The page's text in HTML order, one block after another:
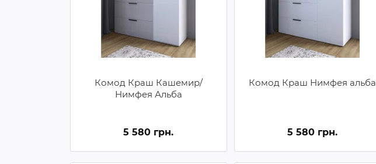
Комод Краш Кашемир/
Нимфея Альба
5 580 грн.
Комод Краш Нимфея альба
5 580 грн.